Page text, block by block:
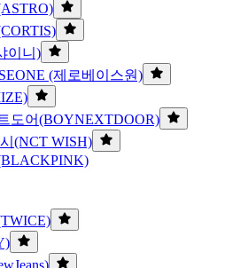
이니)
(제로베이스원)
도어(BOYNEXTDOOR)
(NCT WISH)